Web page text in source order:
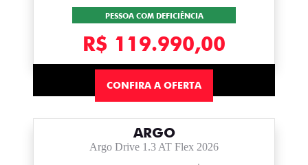
PESSOA COM DEFICIÊNCIA
R$ 119.990,00
CONFIRA A OFERTA
ARGO
Argo Drive 1.3 AT Flex 2026